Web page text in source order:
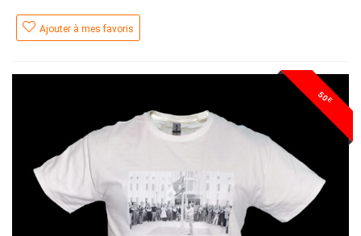
Ajouter à mes favoris
50E